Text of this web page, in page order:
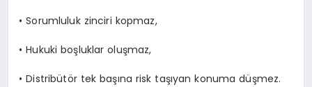
•Sorumluluk zinciri kopmaz,
•Hukuki boşluklar oluşmaz,
•Distribütör tek başına risk taşıyan konuma düşmez.